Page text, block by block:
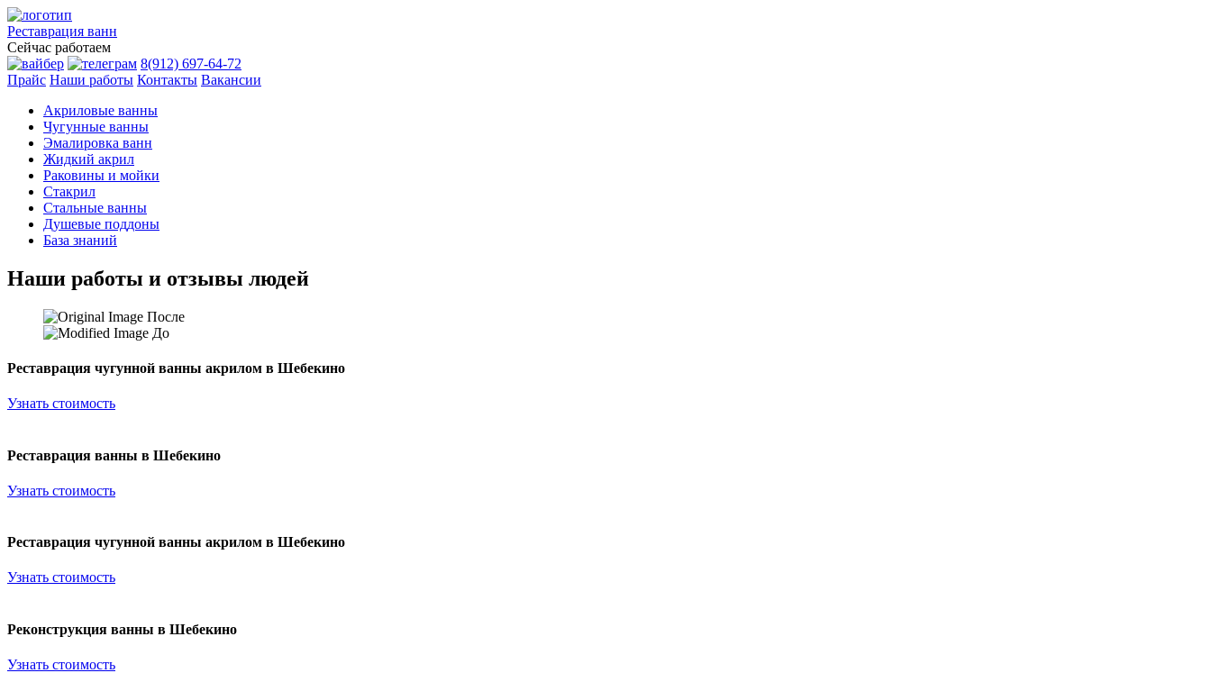
Реставрация ванн
Сейчас работаем
8(912) 697-64-72
Прайс Наши работы Контакты Вакансии
Акриловые ванны
Чугунные ванны
Эмалировка ванн
Жидкий акрил
Раковины и мойки
Стакрил
Стальные ванны
Душевые поддоны
База знаний
Наши работы и отзывы людей
После
До
Реставрация чугунной ванны акрилом в Шебекино
Узнать стоимость
Реставрация ванны в Шебекино
Узнать стоимость
Реставрация чугунной ванны акрилом в Шебекино
Узнать стоимость
Реконструкция ванны в Шебекино
Узнать стоимость